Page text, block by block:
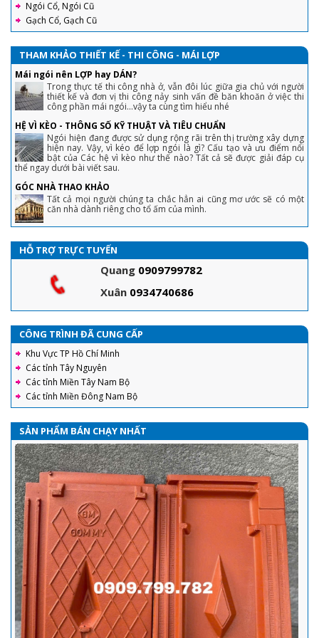
Ngói Cổ, Ngói Cũ
Gạch Cổ, Gạch Cũ
THAM KHẢO THIẾT KẾ - THI CÔNG - MÁI LỢP
Mái ngói nên LỢP hay DÁN?
Trong thực tế thi công nhà ở, vẫn đôi lúc giữa gia chủ với người
thiết kế và đơn vị thi công nảy sinh vấn đề băn khoăn ở việc thi
công phần mái ngói...vậy ta cùng tìm hiểu nhé
HỆ VÌ KÈO - THÔNG SỐ KỸ THUẬT VÀ TIÊU CHUẨN
Ngói hiện đang được sử dụng rộng rãi trên thị trường xây dựng
hiện nay. Vậy, vì kéo để lợp ngói là gì? Cấu tạo và ưu điểm nổi
bật của Các hệ vì kèo như thế nào? Tất cả sẽ được giải đáp cụ
thể ngay dưới bài viết sau.
GÓC NHÀ THAO KHẢO
Tất cả mọi người chúng ta chắc hẳn ai cũng mơ ước sẽ có một
căn nhà dành riêng cho tổ ấm của mình.
HỖ TRỢ TRỰC TUYẾN
Quang 0909799782
Xuân 0934740686
CÔNG TRÌNH ĐÃ CUNG CẤP
Khu Vực TP Hồ Chí Minh
Các tỉnh Tây Nguyên
Các tỉnh Miền Tây Nam Bộ
Các tỉnh Miền Đông Nam Bộ
SẢN PHẨM BÁN CHẠY NHẤT
Ngói tráng men Prime - Đặc điểm, các mẫu ngói thông dụng và
hướng dẫn lợp ngói tráng men đúng tiêu chuẩn kỹ thuật nhất